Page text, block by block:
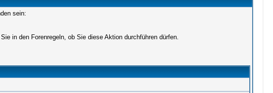
sein:
in den Forenregeln, ob Sie diese Aktion durchführen dürfen.